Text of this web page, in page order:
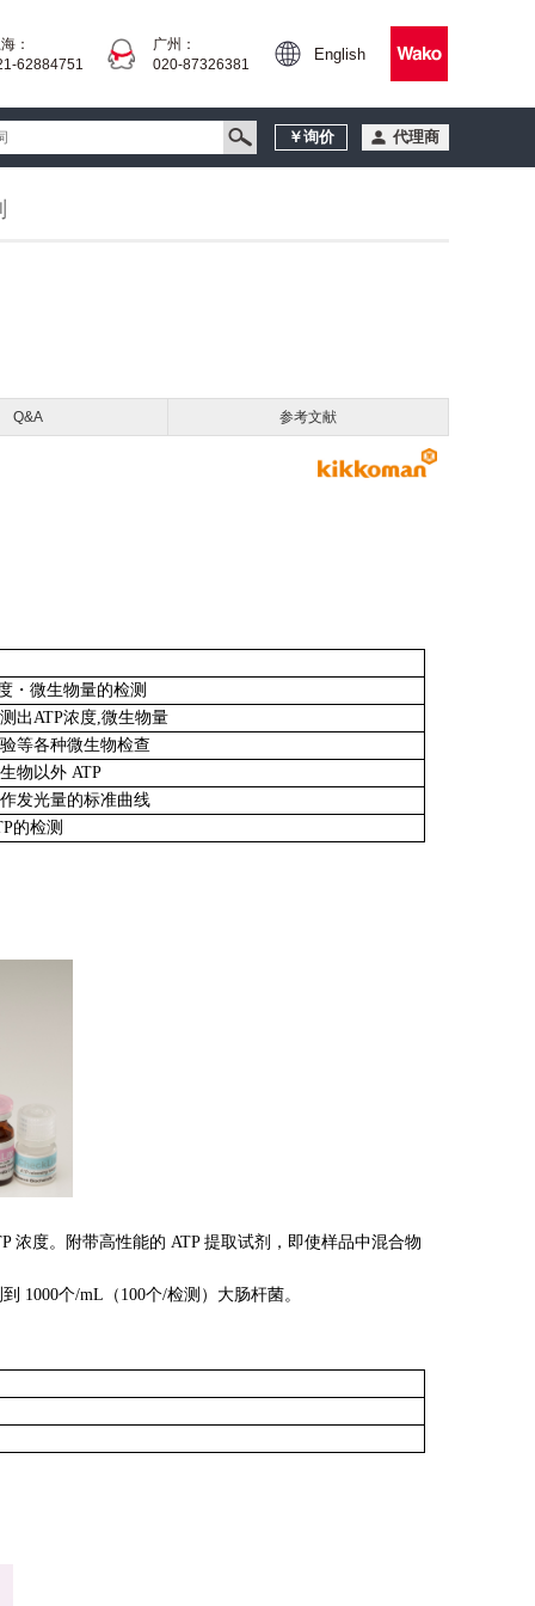
：
62884751
广州：
020-87326381
English
￥询价 代理商
Q&A 参考文献
・微生物量的检测
出ATP浓度,微生物量
等各种微生物检查
物以外 ATP
发光量的标准曲线
的检测
浓度。附带高性能的 ATP 提取试剂，即使样品中混合物
个/mL（100个/检测）大肠杆菌。